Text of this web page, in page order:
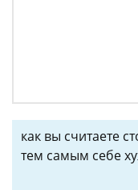
как вы считаете
тем самым себе